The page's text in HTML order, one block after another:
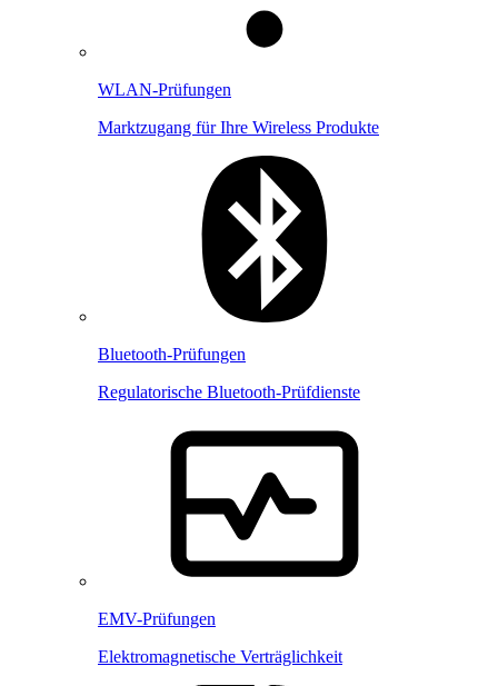
WLAN-Prüfungen
Marktzugang für Ihre Wireless Produkte
Bluetooth-Prüfungen
Regulatorische Bluetooth-Prüfdienste
EMV-Prüfungen
Elektromagnetische Verträglichkeit